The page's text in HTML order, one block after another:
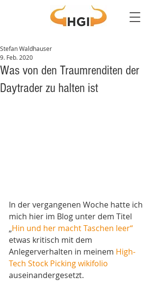
Was von den Traumrenditen der
Daytrader zu halten ist
Stefan Waldhauser
9. Feb. 2020
In der vergangenen Woche hatte ich
mich hier im Blog unter dem Titel
„Hin und her macht Taschen leer“
etwas kritisch mit dem
Anlegerverhalten in meinem High-
Tech Stock Picking wikifolio
auseinandergesetzt.